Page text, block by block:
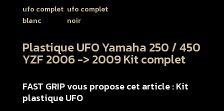
Plastique UFO Yamaha 250 / 450
YZF 2006 -> 2009 Kit complet
FAST GRIP vous propose cet article : Kit
plastique UFO